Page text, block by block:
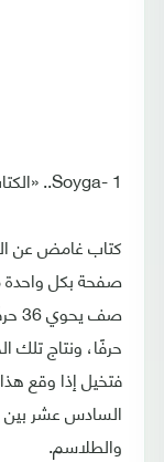
Soyga- 1.. «الكتاب الذي يقتل»
حرفًا، ونتاج
فتخيل إذا وقع
السادس عشر
والطلاسم.